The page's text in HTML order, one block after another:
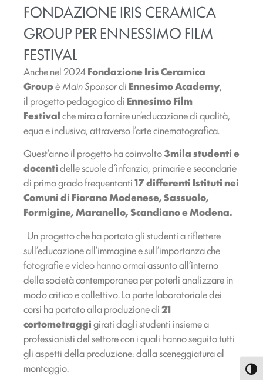
FONDAZIONE IRIS CERAMICA
GROUP PER ENNESSIMO FILM
FESTIVAL
Anche nel 2024Fondazione Iris Ceramica
GroupèMain Sponsordi Ennesimo Academy,
il progetto pedagogico di Ennesimo Film
Festivalche mira a fornire un’educazione di qualità,
equa e inclusiva, attraverso l’arte cinematografica.
Quest’anno il progetto ha coinvolto3mila studentie
docentidelle scuole d’infanzia, primarie e secondarie
di primo grado frequentanti17 differenti Istituti nei
Comuni di Fiorano Modenese, Sassuolo,
Formigine, Maranello, Scandiano e Modena.
Un progetto che ha portato gli studenti a riflettere
sull’educazione all’immagine e sull’importanza che
fotografie e video hanno ormai assunto all’interno
della società contemporanea per poterli analizzare in
modo critico e collettivo. La parte laboratoriale dei
corsi ha portato alla produzione di21
cortometraggigirati dagli studenti insieme a
professionisti del settore con i quali hanno seguito tutti
gli aspetti della produzione: dalla sceneggiatura al
montaggio.